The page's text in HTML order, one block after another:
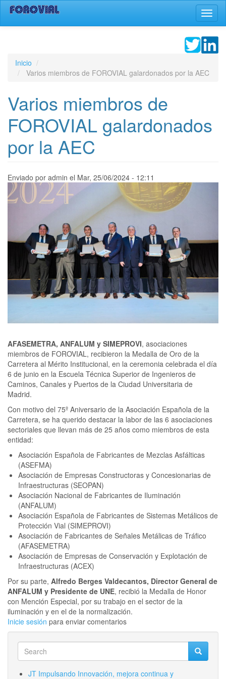
Pasar
contenido
Inicio
Varios miembros de FOROVIAL galardonados por la AEC
Varios miembros de
FOROVIAL galardonados
por la AEC
Enviado por admin el Mar, 25/06/2024 - 12:11
AFASEMETRA, ANFALUM y SIMEPROVI, asociaciones
miembros de FOROVIAL, recibieron la Medalla de Oro de la
Carretera al Mérito Institucional, en la ceremonia celebrada el día
6 de junio en la Escuela Técnica Superior de Ingenieros de
Caminos, Canales y Puertos de la Ciudad Universitaria de
Madrid.
Con motivo del 75º Aniversario de la Asociación Española de la
Carretera, se ha querido destacar la labor de las 6 asociaciones
sectoriales que llevan más de 25 años como miembros de esta
entidad:
Asociación Española de Fabricantes de Mezclas Asfálticas
(ASEFMA)
Asociación de Empresas Constructoras y Concesionarias de
Infraestructuras (SEOPAN)
Asociación Nacional de Fabricantes de Iluminación
(ANFALUM)
Asociación Española de Fabricantes de Sistemas Metálicos de
Protección Vial (SIMEPROVI)
Asociación de Fabricantes de Señales Metálicas de Tráfico
(AFASEMETRA)
Asociación de Empresas de Conservación y Explotación de
Infraestructuras (ACEX)
Por su parte, Alfredo Berges Valdecantos, Director General de
ANFALUM y Presidente de UNE, recibió la Medalla de Honor
con Mención Especial, por su trabajo en el sector de la
iluminación y en el de la normalización.
Inicie sesión para enviar comentarios
Search
Search Search
JT Impulsando Innovación, mejora continua y